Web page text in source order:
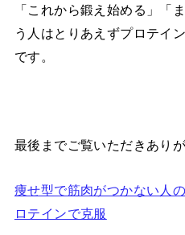
「これから鍛え始める」「
う人はとりあえずプロテイ
です。
最後までご覧いただきあり
痩せ型で筋肉がつかない人
ロテインで克服